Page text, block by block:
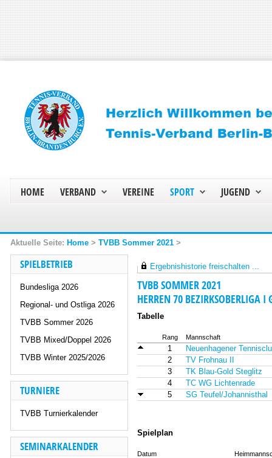
HOME VERBAND VEREINE SPORT JUGEND
Home > TVBB Sommer 2021 >
SPIELBETRIEB
Bundesliga 2026
Regional- und Ostliga 2026
TVBB Sommer 2026
TVBB Mixed/Doppel 2026
TVBB Winter 2025/2026
TURNIERE
TVBB Turnierkalender
SEMINARKALENDER
Ergebnishistorie freischalten ...
TVBB SOMMER 2021
HERREN 70 BEZIRKSOBERLIGA I
Tabelle
Rang Mannschaft
1
Neuenhagener
2
TV Frohnau II
3
TK Blau-Gold Steglitz
4
TC WG Lichtenrade
5
SG Teufel/Johannisthal
Spielplan
Datum